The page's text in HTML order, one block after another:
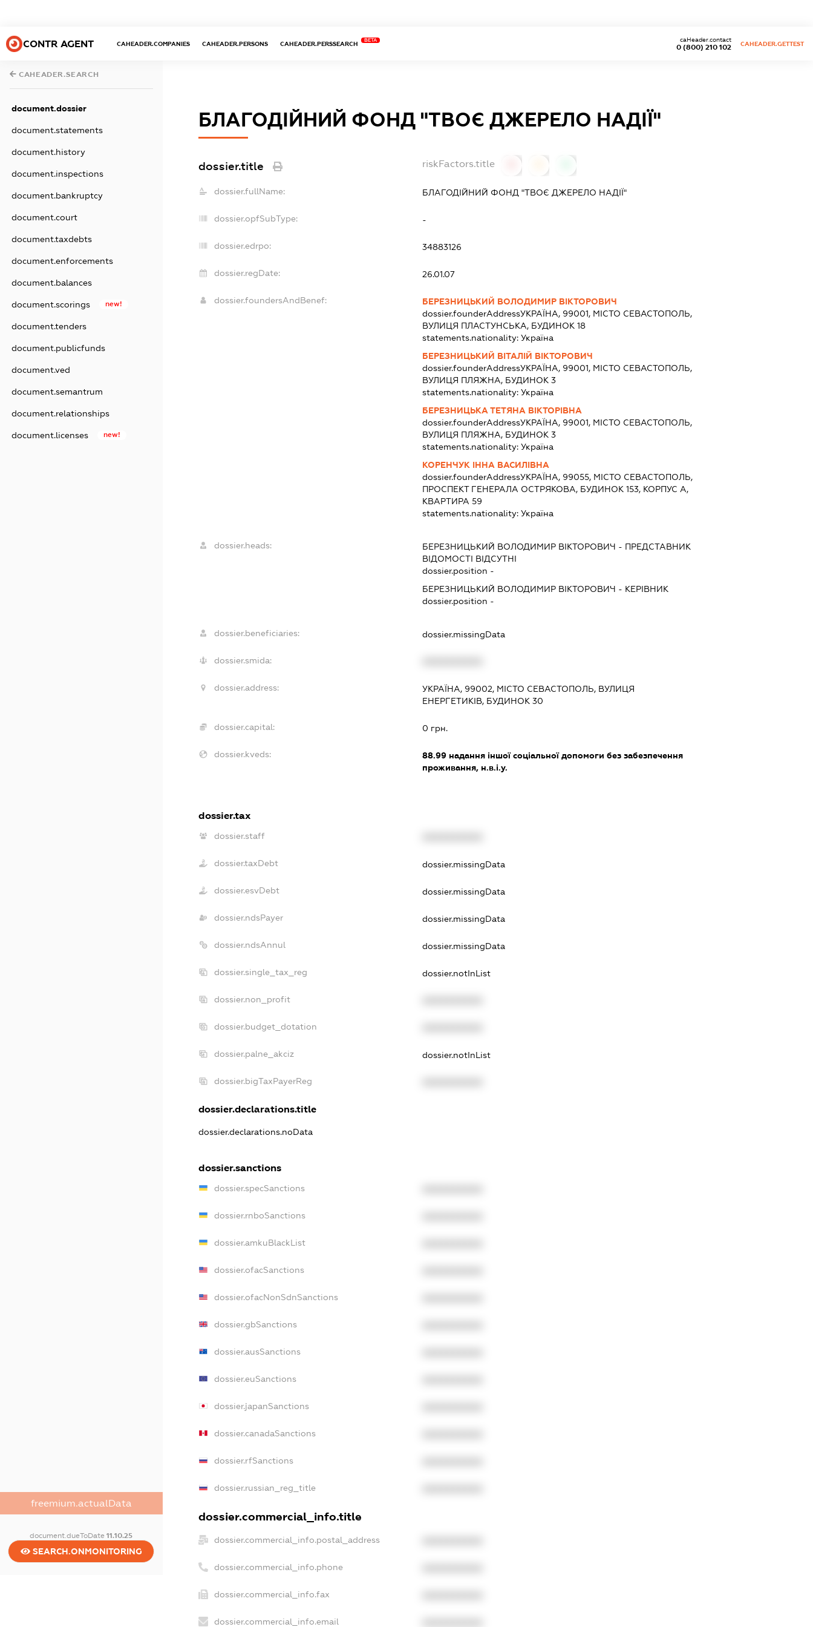
CONTR AGENT CAHEADER.COMPANIES CAHEADER.PERSONS CAHEADER.PERSSEARCH
BETA
0 (800) 210 102
caHeader.contact
CAHEADER.GETTEST
CAHEADER.SEARCH
document.dossier
document.statements
document.history
document.inspections
document.bankruptcy
document.court
document.taxdebts
document.enforcements
document.balances
document.scorings new!
document.tenders
document.publicfunds
document.ved
document.semantrum
document.relationships
document.licenses new!
freemium.actualData
document.dueToDate11.10.25
SEARCH.ONMONITORING
БЛАГОДІЙНИЙ ФОНД "ТВОЄ ДЖЕРЕЛО НАДІЇ"
dossier.title riskFactors.title
dossier.fullName: БЛАГОДІЙНИЙ ФОНД "ТВОЄ ДЖЕРЕЛО НАДІЇ"
dossier.opfSubType: -
dossier.edrpo: 34883126
dossier.regDate: 26.01.07
dossier.foundersAndBenef:
БЕРЕЗНИЦЬКИЙ ВОЛОДИМИР ВІКТОРОВИЧ
dossier.founderAddressУКРАЇНА, 99001, МІСТО СЕВАСТОПОЛЬ,
ВУЛИЦЯ ПЛАСТУНСЬКА, БУДИНОК 18
statements.nationality:Україна
БЕРЕЗНИЦЬКИЙ ВІТАЛІЙ ВІКТОРОВИЧ
dossier.founderAddressУКРАЇНА, 99001, МІСТО СЕВАСТОПОЛЬ,
ВУЛИЦЯ ПЛЯЖНА, БУДИНОК 3
statements.nationality:Україна
БЕРЕЗНИЦЬКА ТЕТЯНА ВІКТОРІВНА
dossier.founderAddressУКРАЇНА, 99001, МІСТО СЕВАСТОПОЛЬ,
ВУЛИЦЯ ПЛЯЖНА, БУДИНОК 3
statements.nationality:Україна
КОРЕНЧУК ІННА ВАСИЛІВНА
dossier.founderAddressУКРАЇНА, 99055, МІСТО СЕВАСТОПОЛЬ,
ПРОСПЕКТ ГЕНЕРАЛА ОСТРЯКОВА, БУДИНОК 153, КОРПУС А,
КВАРТИРА 59
statements.nationality:Україна
dossier.heads: БЕРЕЗНИЦЬКИЙ ВОЛОДИМИР ВІКТОРОВИЧ - ПРЕДСТАВНИК
ВІДОМОСТІ ВІДСУТНІ
dossier.position -
БЕРЕЗНИЦЬКИЙ ВОЛОДИМИР ВІКТОРОВИЧ - КЕРІВНИК
dossier.position -
dossier.beneficiaries: dossier.missingData
dossier.smida:
dossier.address:
УКРАЇНА, 99002, МІСТО СЕВАСТОПОЛЬ, ВУЛИЦЯ
ЕНЕРГЕТИКІВ, БУДИНОК 30
dossier.capital: 0 грн.
dossier.kveds: 88.99 надання іншої соціальної допомоги без забезпечення
проживання, н.в.і.у.
dossier.tax
dossier.staff
dossier.taxDebt dossier.missingData
dossier.esvDebt dossier.missingData
dossier.ndsPayer dossier.missingData
dossier.ndsAnnul dossier.missingData
dossier.single_tax_reg dossier.notInList
dossier.non_profit
dossier.budget_dotation
dossier.palne_akciz dossier.notInList
dossier.bigTaxPayerReg
dossier.declarations.title
dossier.declarations.noData
dossier.sanctions
dossier.specSanctions
dossier.rnboSanctions
dossier.amkuBlackList
dossier.ofacSanctions
dossier.ofacNonSdnSanctions
dossier.gbSanctions
dossier.ausSanctions
dossier.euSanctions
dossier.japanSanctions
dossier.canadaSanctions
dossier.rfSanctions
dossier.russian_reg_title
dossier.commercial_info.title
dossier.commercial_info.postal_address
dossier.commercial_info.phone
dossier.commercial_info.fax
dossier.commercial_info.email